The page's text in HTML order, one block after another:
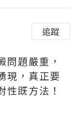
追蹤
問題嚴重，
現，真正要
性既方法！